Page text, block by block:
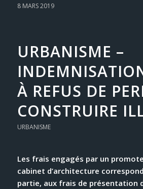
8 MARS 2019
URBANISME –
À REFUS DE
CONSTRUIRE
URBANISME
Les frais engagés par un
cabinet d’architecture
partie, aux frais de présentation